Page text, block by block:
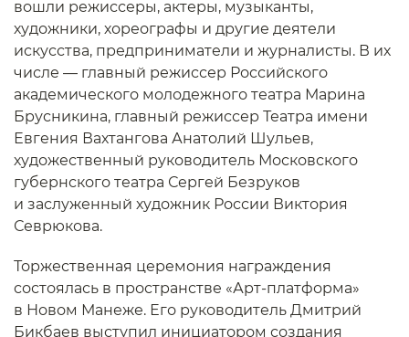
вошли режиссеры, актеры, музыканты,
художники, хореографы и другие деятели
искусства, предприниматели и журналисты. В их
числе — главный режиссер Российского
академического молодежного театра Марина
Брусникина, главный режиссер Театра имени
Евгения Вахтангова Анатолий Шульев,
художественный руководитель Московского
губернского театра Сергей Безруков
и заслуженный художник России Виктория
Севрюкова.
Торжественная церемония награждения
состоялась в пространстве «Арт-платформа»
в Новом Манеже. Его руководитель Дмитрий
Бикбаев выступил инициатором создания